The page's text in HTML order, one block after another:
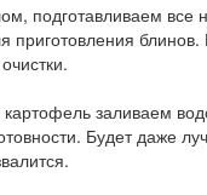
подготавливаем все
приготовления
заливаем
Будет даже